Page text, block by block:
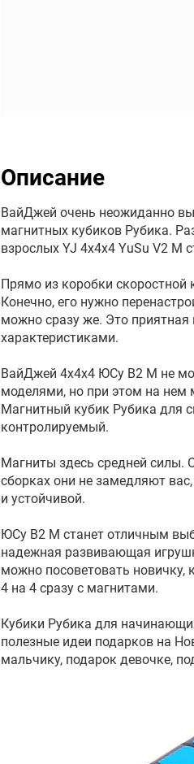
Описание
ВайДжей очень неожиданно
магнитных кубиков Рубика.
взрослых YJ 4х4х4 YuSu V2 M
Прямо из коробки скоростной
Конечно, его нужно
можно сразу же. Это
характеристиками.
ВайДжей 4х4х4 ЮСу В2 М не
моделями, но при этом на нем
Магнитный кубик Рубика для
контролируемый.
Магниты здесь средней силы.
сборках они не замедляют
и устойчивой.
ЮСу В2 М станет отличным
надежная развивающая
можно посоветовать новичку,
4 на 4 сразу с магнитами.
Кубики Рубика для
полезные идеи подарков на
мальчику, подарок девочке,